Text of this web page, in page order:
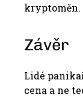
kryptoměn.
Závěr
Lidé
cena a ne